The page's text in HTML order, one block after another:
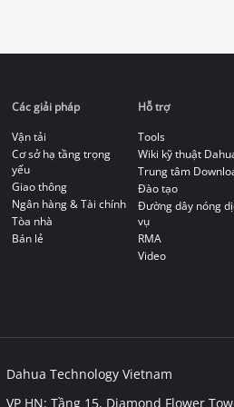
Các giải pháp
Vận tải
Cơ sở hạ tầng trọng
yếu
Giao thông
Ngân hàng & Tài chính
Tòa nhà
Bán lẻ
Hỗ trợ
Tools
Wiki kỹ thuật
Trung tâm
Đào tạo
Đường dây nóng
vụ
RMA
Video
Dahua Technology Vietnam
VP HN: Tầng 15, Diamond Flower